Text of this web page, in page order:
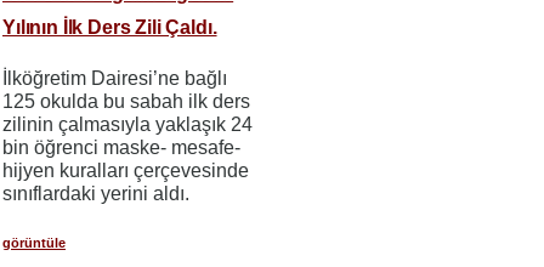
Yılının İlk Ders Zili Çaldı.
İlköğretim Dairesi’ne bağlı
125 okulda bu sabah ilk ders
zilinin çalmasıyla yaklaşık 24
bin öğrenci maske- mesafe-
hijyen kuralları çerçevesinde
sınıflardaki yerini aldı.
görüntüle